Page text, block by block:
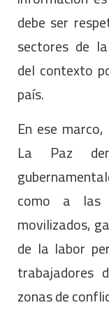
debe ser
sectores de
del contexto
país.
En ese
La Paz
como a las
movilizados,
de la labor
trabajadores
zonas de